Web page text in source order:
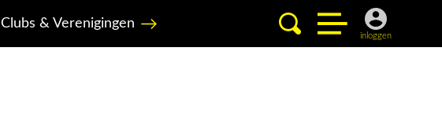
Clubs & Verenigingen
inloggen